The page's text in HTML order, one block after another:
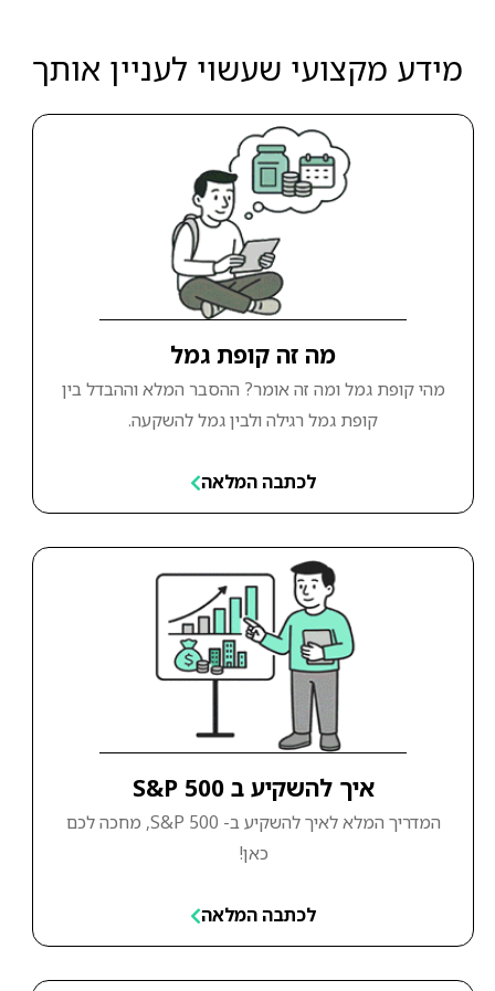
מידע מקצועי שעשוי לעניין אותך
מה זה קופת גמל
מהי קופת גמל ומה זה אומר? ההסבר המלא וההבדל בין
קופת גמל רגילה ולבין גמל להשקעה.
לכתבה המלאה
איך להשקיע ב S&P 500
המדריך המלא לאיך להשקיע ב- S&P 500, מחכה לכם
כאן!
לכתבה המלאה